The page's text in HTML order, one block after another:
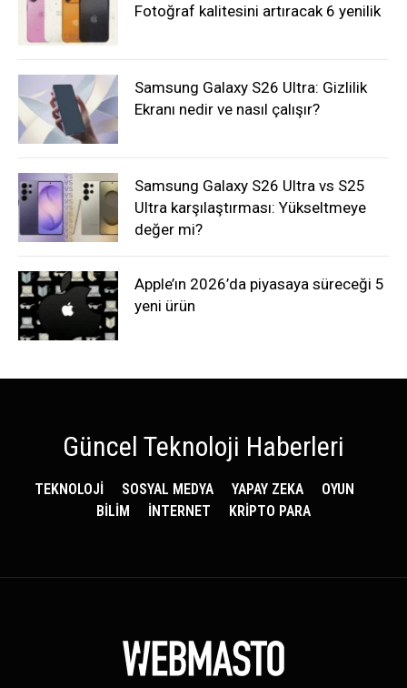
Fotoğraf kalitesini artıracak 6 yenilik
Samsung Galaxy S26 Ultra: Gizlilik
Ekranı nedir ve nasıl çalışır?
Samsung Galaxy S26 Ultra vs S25
Ultra karşılaştırması: Yükseltmeye
değer mi?
Apple’ın 2026’da piyasaya süreceği 5
yeni ürün
Güncel Teknoloji Haberleri
TEKNOLOJİ SOSYAL MEDYA YAPAY ZEKA
OYUN
BİLİM
İNTERNET KRİPTO PARA